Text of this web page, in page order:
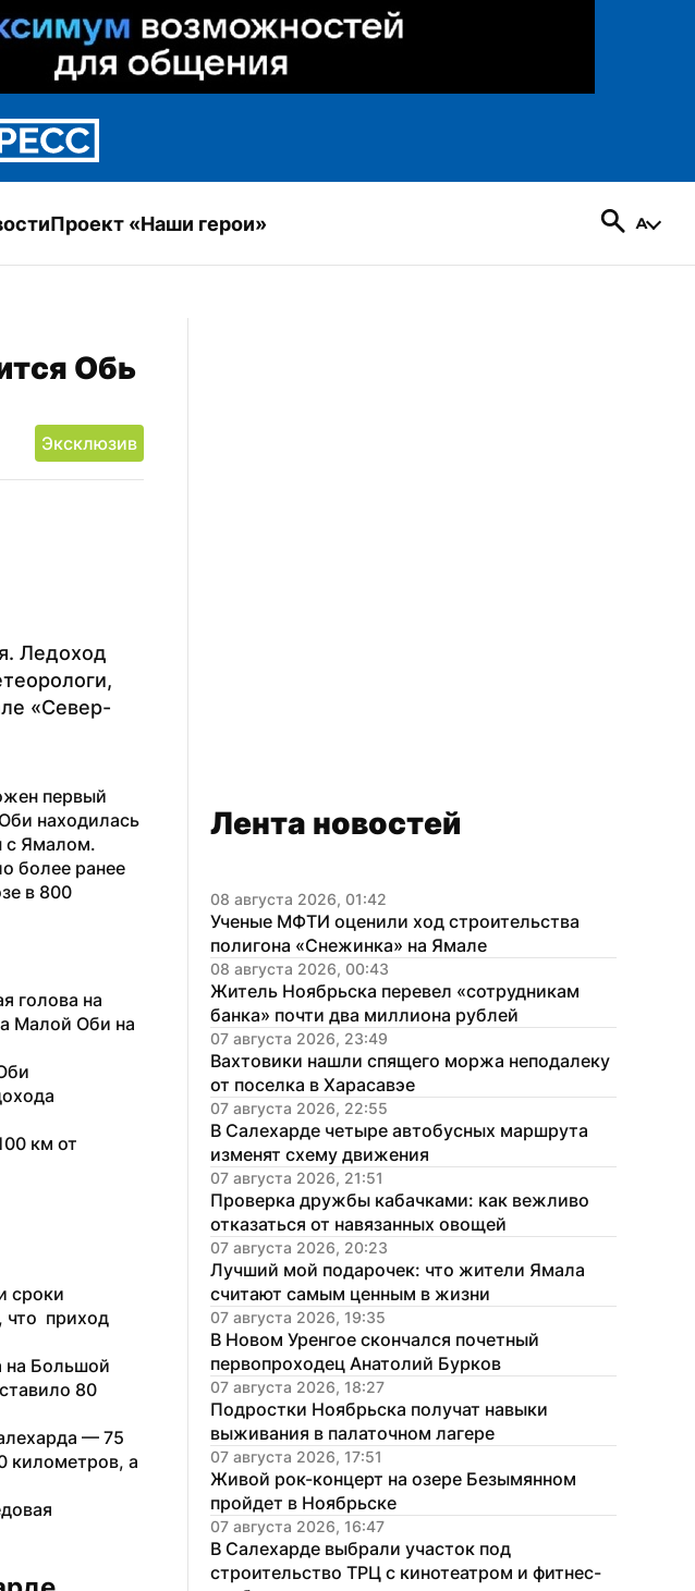
Проект «Наши герои»
Обь
Эксклюзив
Ледоход
«Север-
первый
находилась
с Ямалом.
более ранее
в 800
голова на
Малой Оби на
км от
что  приход
на Большой
80
— 75
километров, а
Лента новостей
08 августа 2026, 01:42
Ученые МФТИ оценили ход строительства
полигона «Снежинка» на Ямале
08 августа 2026, 00:43
Житель Ноябрьска перевел «сотрудникам
банка» почти два миллиона рублей
07 августа 2026, 23:49
Вахтовики нашли спящего моржа неподалеку
от поселка в Харасавэе
07 августа 2026, 22:55
В Салехарде четыре автобусных маршрута
изменят схему движения
07 августа 2026, 21:51
Проверка дружбы кабачками: как вежливо
отказаться от навязанных овощей
07 августа 2026, 20:23
Лучший мой подарочек: что жители Ямала
считают самым ценным в жизни
07 августа 2026, 19:35
В Новом Уренгое скончался почетный
первопроходец Анатолий Бурков
07 августа 2026, 18:27
Подростки Ноябрьска получат навыки
выживания в палаточном лагере
07 августа 2026, 17:51
Живой рок-концерт на озере Безымянном
пройдет в Ноябрьске
07 августа 2026, 16:47
В Салехарде выбрали участок под
строительство ТРЦ с кинотеатром и фитнес-